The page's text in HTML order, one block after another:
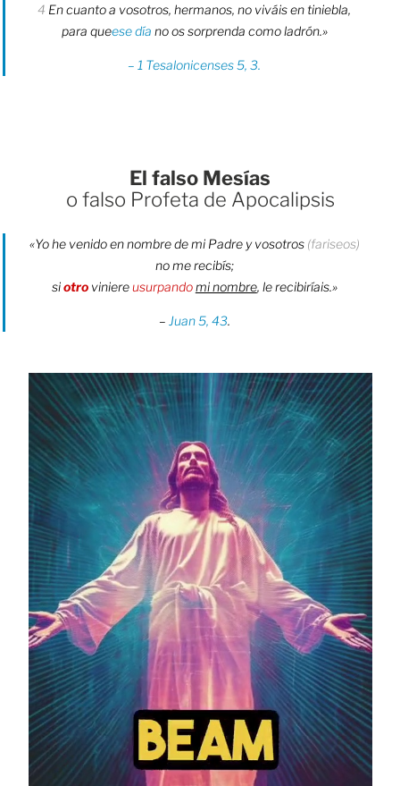
4 En cuanto a vosotros, hermanos, no viváis en tiniebla,
para queese día no os sorprenda como ladrón.»
– 1 Tesalonicenses 5, 3.
El falso Mesías
o falso Profeta de Apocalipsis
«Yo he venido en nombre de mi Padre y vosotros(fariseos)
no me recibís;
siotro viniereusurpandomi nombre, le recibiríais.»
– Juan 5, 43.